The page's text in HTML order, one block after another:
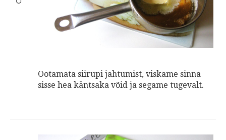
Ootamata siirupi jahtumist, viskame sinna
sisse hea käntsaka võid ja segame tugevalt.